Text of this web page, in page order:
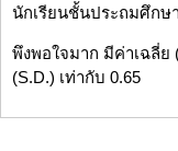
นักเรียนชั้นประถมศึกษ
พึงพอใจมาก มีค่าเฉลี่ย
(S.D.) เท่ากับ 0.65